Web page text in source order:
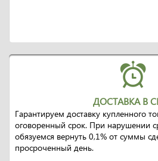
ДОСТАВКА В
Гарантируем доставку купленного
оговоренный срок. При нарушении
обязуемся вернуть 0,1% от суммы
просроченный день.